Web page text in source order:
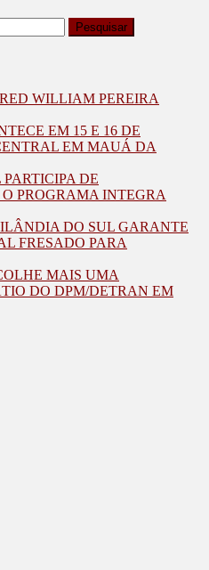
WILLIAM PEREIRA
EM 15 E 16 DE
EM MAUÁ DA
DE
PROGRAMA INTEGRA
DO SUL GARANTE
FRESADO PARA
MAIS UMA
DO DPM/DETRAN EM